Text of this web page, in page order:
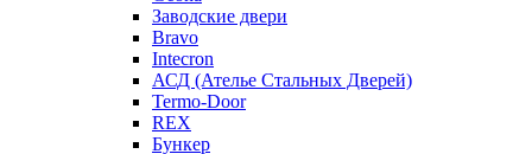
Заводские двери
Bravo
Intecron
АСД (Ателье Стальных Дверей)
Termo-Door
REX
Бункер